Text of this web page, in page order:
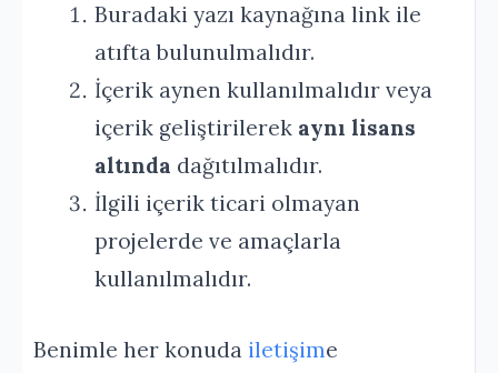
Buradaki yazı kaynağına link ile
atıfta bulunulmalıdır.
İçerik aynen kullanılmalıdır veya
içerik geliştirilerek aynı lisans
altında dağıtılmalıdır.
İlgili içerik ticari olmayan
projelerde ve amaçlarla
kullanılmalıdır.
Benimle her konuda iletişime